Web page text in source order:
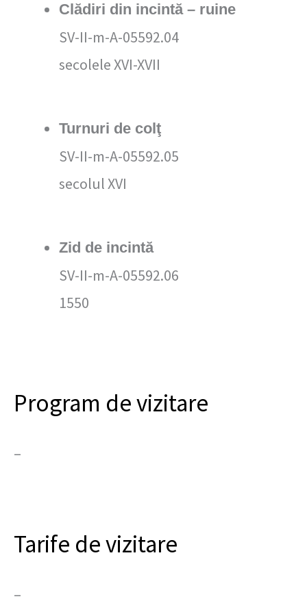
Clădiri din incintă – ruine
SV-II-m-A-05592.04
secolele XVI-XVII
Turnuri de colţ
SV-II-m-A-05592.05
secolul XVI
Zid de incintă
SV-II-m-A-05592.06
1550
Program de vizitare
–
Tarife de vizitare
–